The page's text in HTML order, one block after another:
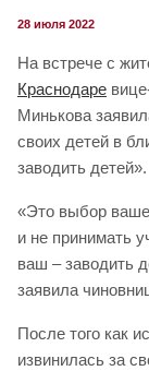
28 июля 2022
На встрече с
Краснодаре
Минькова
своих детей в
заводить детей».
«Это выбор
и не принимать
ваш – заводить
заявила
После того как
извинилась за